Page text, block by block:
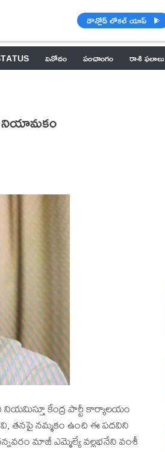
డౌన్లోడ్ లోకల్ యాప్
వినోదం పంచాంగం రాశి ఫలాలు
నియామకం
కేంద్ర పార్టీ కార్యాలయం
తనపై నమ్మకం ఉంచి ఈ పదవిని
మాజీ ఎమ్మెల్యే వల్లభనేని వంశీ